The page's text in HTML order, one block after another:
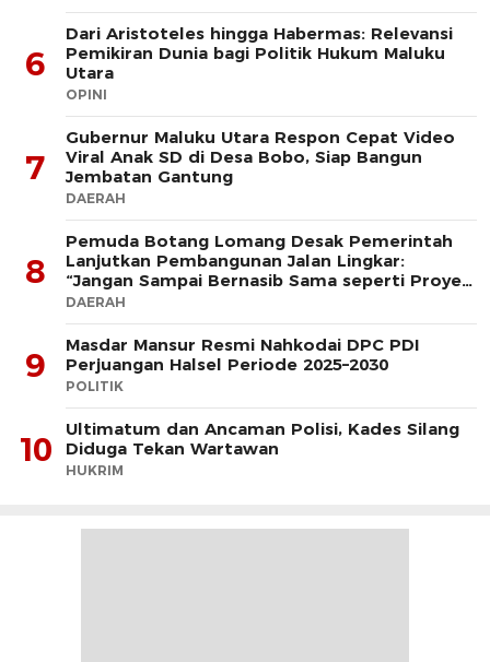
6
Dari Aristoteles hingga Habermas: Relevansi
Pemikiran Dunia bagi Politik Hukum Maluku
Utara
OPINI
7
Gubernur Maluku Utara Respon Cepat Video
Viral Anak SD di Desa Bobo, Siap Bangun
Jembatan Gantung
DAERAH
8
Pemuda Botang Lomang Desak Pemerintah
Lanjutkan Pembangunan Jalan Lingkar:
“Jangan Sampai Bernasib Sama seperti Proyek
PLTD
DAERAH
9
Masdar Mansur Resmi Nahkodai DPC PDI
Perjuangan Halsel Periode 2025–2030
POLITIK
10
Ultimatum dan Ancaman Polisi, Kades Silang
Diduga Tekan Wartawan
HUKRIM